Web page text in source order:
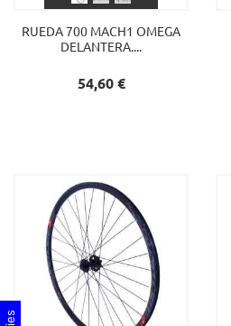
RUEDA 700 MACH1 OMEGA
DELANTERA....
Precio
54,60 €